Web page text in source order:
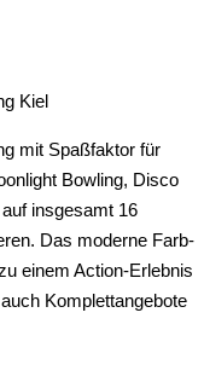
mit Spaßfaktor für
Bowling, Disco
insgesamt 16
Das moderne Farb-
einem Action-Erlebnis
Komplettangebote